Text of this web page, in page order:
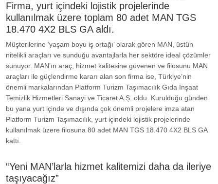
Firma, yurt içindeki lojistik projelerinde
kullanılmak üzere toplam 80 adet MAN TGS
18.470 4X2 BLS GA aldı.
Müşterilerine ‘yaşam boyu iş ortağı’ olarak gören MAN, üstün
nitelikli araçları ve sunduğu avantajlarla her sektöre ideal çözümler
sunuyor. MAN’ın araç, hizmet kalitesine güvenen ve filosunu MAN
araçları ile güçlendirme kararı alan son firma ise, Türkiye’nin
önemli markalarından Platform Turizm Taşımacılık Gıda İnşaat
Temizlik Hizmetleri Sanayi ve Ticaret A.Ş. oldu. Kurulduğu günden
bu yana yurt içinde ve dışında çok önemli projelere imza atan
Platform Turizm Taşımacılık, yurt içindeki lojistik projelerinde
kullanılmak üzere filosuna 80 adet MAN TGS 18.470 4X2 BLS GA
kattı.
“Yeni MAN’larla hizmet kalitemizi daha da ileriye
taşıyacağız”